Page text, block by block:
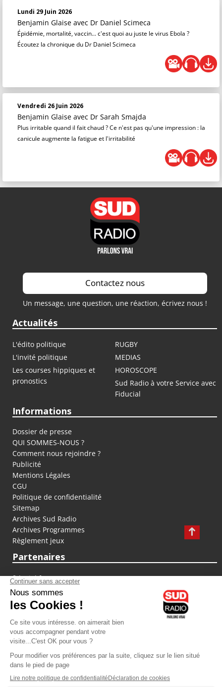
Lundi 29 Juin 2026
Benjamin Glaise avec Dr Daniel Scimeca
Épidémie, mortalité, vaccin... c'est quoi au juste le virus Ebola ?
Écoutez la chronique du Dr Daniel Scimeca
Vendredi 26 Juin 2026
Benjamin Glaise avec Dr Sarah Smajda
Plus irritable quand il fait chaud ? Ce n'est pas qu'une impression : la
canicule augmente la fatigue et l'irritabilité
Contactez nous
Un message, une question, une réaction, écrivez nous !
Actualités
L'édito politique
RUGBY
L'invité politique
MEDIAS
Les courses hippiques et
pronostics
HOROSCOPE
Sud Radio à votre Service avec
Fiducial
Informations
Dossier de presse
QUI SOMMES-NOUS ?
Comment nous rejoindre ?
Publicité
Mentions Légales
CGU
Politique de confidentialité
Sitemap
Archives Sud Radio
Archives Programmes
Règlement jeux
Partenaires
fiducial.fr
lyoncapitale.fr
olympique-et-lyonnais.com
L'application Iphone / Android
Téléchargez l'application
Les cookies